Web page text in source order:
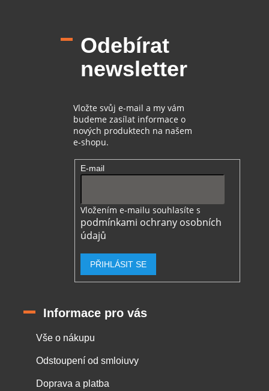
Odebírat
newsletter
Vložte svůj e-mail a my vám
budeme zasílat informace o
nových produktech na našem
e-shopu.
E-mail
Vložením e-mailu souhlasíte s
podmínkami ochrany osobních
údajů
PŘIHLÁSIT SE
Informace pro vás
Vše o nákupu
Odstoupení od smloiuvy
Doprava a platba